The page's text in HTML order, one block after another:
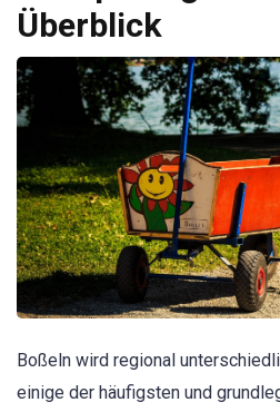
Überblick
Boßeln wird regional
einige der häufigsten und